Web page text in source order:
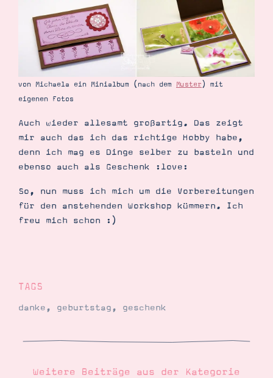
von Michaela ein Minialbum (nach dem Muster ) mit
eigenen Fotos
Auch wieder allesamt großartig. Das zeigt
mir auch das ich das richtige Hobby habe,
denn ich mag es Dinge selber zu basteln und
ebenso auch als Geschenk :love:
So, nun muss ich mich um die Vorbereitungen
für den anstehenden Workshop kümmern. Ich
freu mich schon :)
TAGS
danke, geburtstag, geschenk
Weitere Beiträge aus der Kategorie